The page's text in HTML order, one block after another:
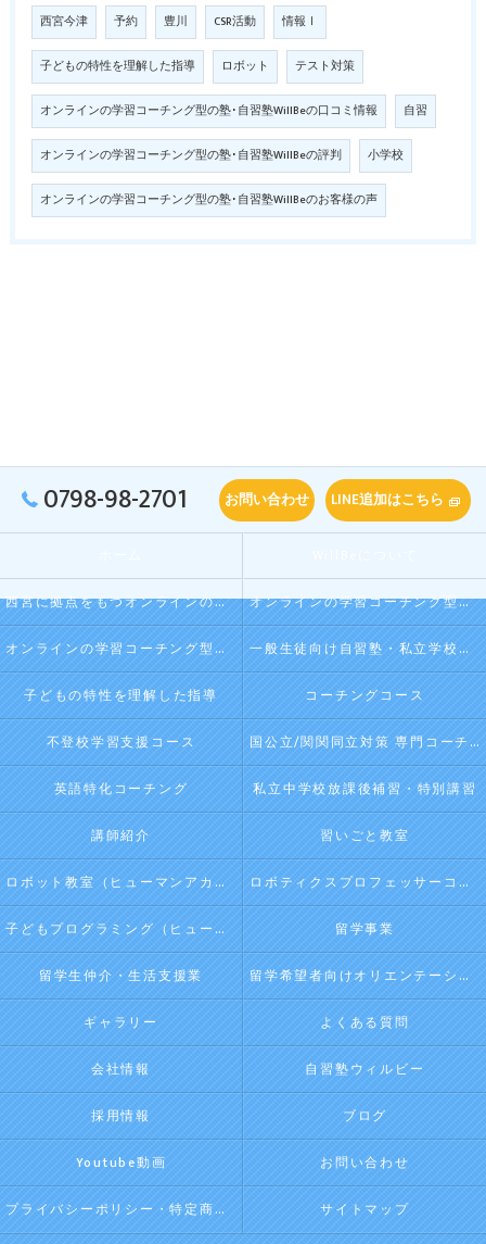
西宮今津 予約 豊川 CSR活動 情報Ⅰ
子どもの特性を理解した指導 ロボット テスト対策
オンラインの学習コーチング型の塾･自習塾WillBeの口コミ情報 自習
オンラインの学習コーチング型の塾･自習塾WillBeの評判 小学校
オンラインの学習コーチング型の塾･自習塾WillBeのお客様の声
0798-98-2701 お問い合わせ LINE追加はこちら
西宮に拠点をもつオンラインの学習コーチング型・映像授業型の塾･自習塾WillBeの口コミ情報 オンラインの学習コーチング型・映像授業型の塾･自習塾WillBeの評判
オンラインの学習コーチング型・映像授業型の塾･自習塾WillBeのお客様の声 一般生徒向け自習塾・私立学校向け放課後学習
子どもの特性を理解した指導 コーチングコース
不登校学習支援コース 国公立/関関同立対策 専門コーチング
英語特化コーチング 私立中学校放課後補習・特別講習
講師紹介 習いごと教室
ロボット教室（ヒューマンアカデミージュニアプログラム） ロボティクスプロフェッサーコース（ヒューマンアカデミージュニアプログラム）
子どもプログラミング（ヒューマンアカデミージュニアプログラム） 留学事業
留学生仲介・生活支援業 留学希望者向けオリエンテーション
ギャラリー よくある質問
会社情報 自習塾ウィルビー
採用情報 ブログ
Youtube動画 お問い合わせ
プライバシーポリシー・特定商取引法に基づく表記 サイトマップ